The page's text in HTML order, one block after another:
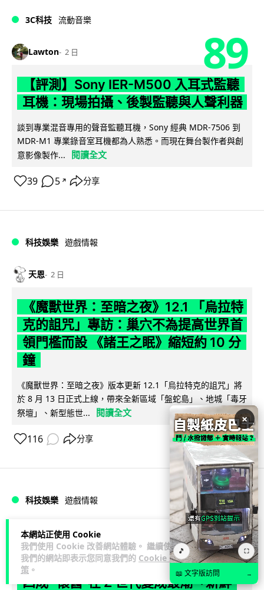
本網站正使用 Cookie
我們使用 Cookie 改善網站體驗。 繼續使用
我們的網站即表示您同意我們的 Cookie 政
策 。
3C科技 流動音樂
Lawton 2 日 89
【評測】Sony IER-M500 入耳式監聽
耳機：現場拍攝、後製監聽與人聲利器
談到專業混音專用的聲音監聽耳機，Sony 經典 MDR-7506 到
MDR-M1 專業錄音室耳機都為人熟悉。而現在舞台製作者與創
意影像製作...
閱讀全文
39 5 ↗ 分享
科技娛樂 遊戲情報
天恩 2 日
《魔獸世界：至暗之夜》12.1 「烏拉特
克的詛咒」專訪：巢穴不為提高世界首
領門檻而設 《諸王之眠》縮短約 10 分
鐘
《魔獸世界：至暗之夜》版本更新 12.1「烏拉特克的詛咒」將
於 8 月 13 日正式上線，帶來全新區域「盤蛇島」、地城「毒牙
祭壇」、新型態世...
閱讀全文
116 分享
科技娛樂 遊戲情報
Lawton 2 日
日本二手遊戲店減 90% 門市 業績反增
四成 "懷舊"在 Z 世代變成最潮「新鮮
×
🎵 ⛶
📖 文字版訪問 →